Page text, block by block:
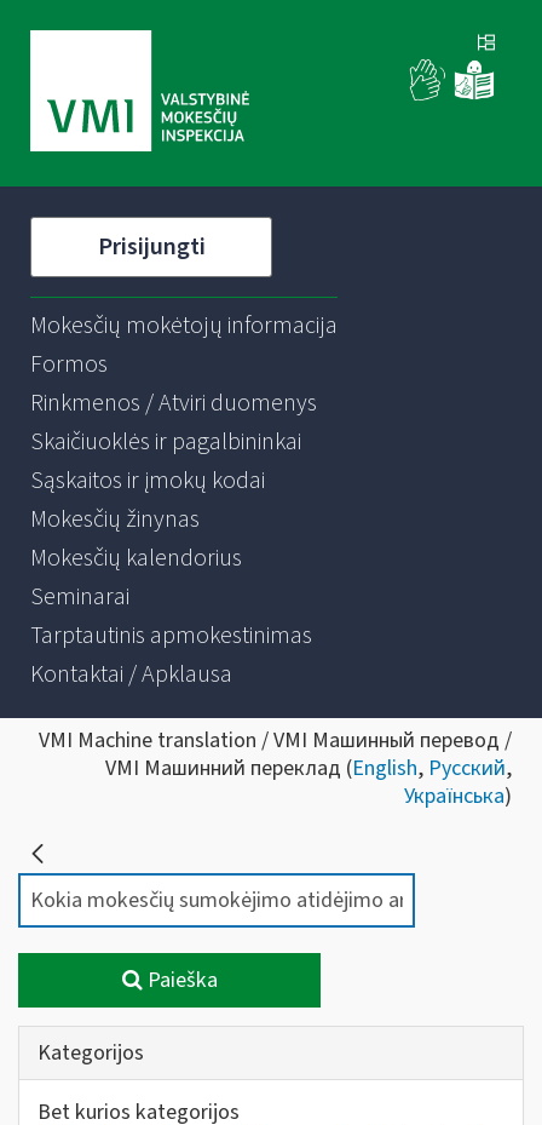
Prisijungti
Mokesčių mokėtojų informacija
Formos
Rinkmenos / Atviri duomenys
Skaičiuoklės ir pagalbininkai
Sąskaitos ir įmokų kodai
Mokesčių žinynas
Mokesčių kalendorius
Seminarai
Tarptautinis apmokestinimas
Kontaktai / Apklausa
VMI Machine translation / VMI Машинный перевод /
VMI Машинний переклад (English, Русский,
Українська)
Paieška
Kategorijos
Bet kurios kategorijos